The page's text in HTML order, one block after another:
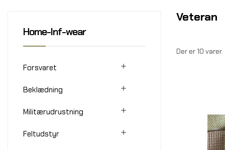
Home-Inf-wear
Forsvaret 
Beklædning 
Militærudrustning 
Feltudstyr 
Veteran
Der er 10 varer.